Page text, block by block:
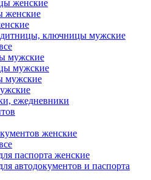
женские
женские
ключницы мужские
мужские
мужские
мужские
ежедневники
женские
паспорта женские
автодокументов и паспорта